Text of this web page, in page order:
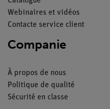
Webinaires et vidéos
Contacte service client
Companie
À propos de nous
Politique de qualité
Sécurité en classe